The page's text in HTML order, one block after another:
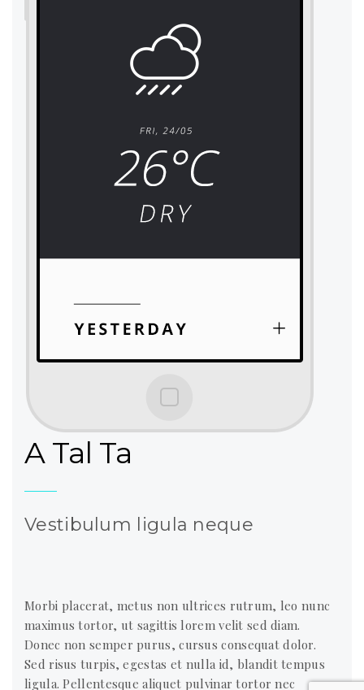
A Tal Ta
Vestibulum ligula neque
Morbi placerat, metus non ultrices rutrum, leo nunc
maximus tortor, ut sagittis lorem velit sed diam.
Donec non semper purus, cursus consequat dolor.
Sed risus turpis, egestas et nulla id, blandit tempus
ligula. Pellentesque aliquet pulvinar tortor nec